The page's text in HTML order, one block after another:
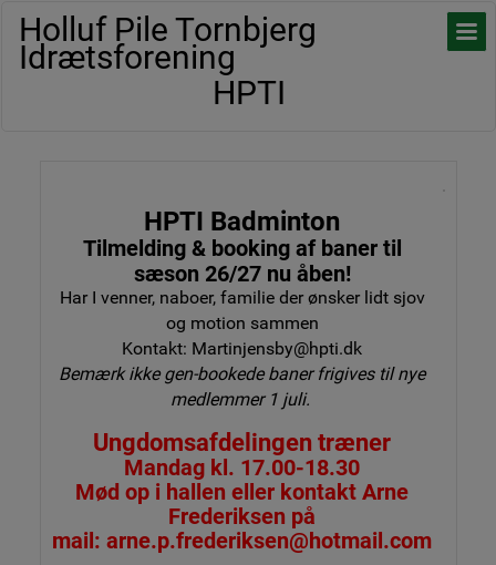
Holluf Pile Tornbjerg
Idrætsforening
HPTI
HPTI Badminton
Tilmelding & booking af baner til
sæson 26/27 nu åben!
Har I venner, naboer, familie der ønsker lidt sjov
og motion sammen
Kontakt: Martinjensby@hpti.dk
Bemærk ikke gen-bookede baner frigives til nye
medlemmer 1 juli.
Ungdomsafdelingen træner
Mandag kl. 17.00-18.30
Mød op i hallen eller kontakt Arne
Frederiksen på
mail: arne.p.frederiksen@hotmail.com